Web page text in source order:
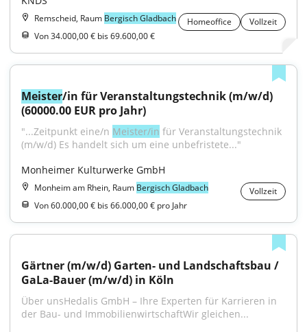
Remscheid, Raum Bergisch Gladbach Homeoffice
Vollzeit
Von 34.000,00 € bis 69.600,00 €
Meister/in für Veranstaltungstechnik (m/w/d)
(60000.00 EUR pro Jahr)
"...Zeitpunkt eine/n Meister/in für Veranstaltungstechnik
(m/w/d) Es handelt sich um eine unbefristete..."
Monheimer Kulturwerke GmbH
Monheim am Rhein, Raum Bergisch Gladbach
Vollzeit
Von 60.000,00 € bis 66.000,00 € pro Jahr
Gärtner (m/w/d) Garten- und Landschaftsbau /
GaLa-Bauer (m/w/d) in Köln
Über unsHedalis GmbH – Ihre Experten für Karrieren in
der Bau- und ImmobilienwirtschaftWir gleichen...